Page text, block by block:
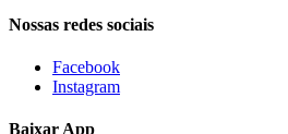
Nossas redes sociais
Facebook
Instagram
Baixar App